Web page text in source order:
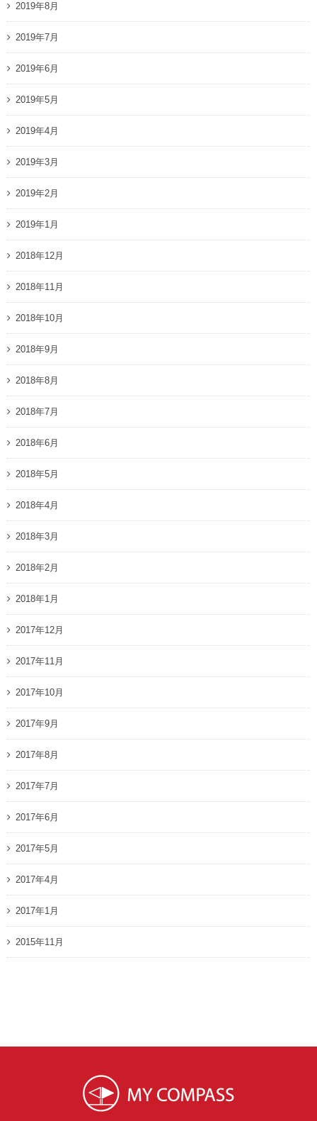
2019年8月
2019年7月
2019年6月
2019年5月
2019年4月
2019年3月
2019年2月
2019年1月
2018年12月
2018年11月
2018年10月
2018年9月
2018年8月
2018年7月
2018年6月
2018年5月
2018年4月
2018年3月
2018年2月
2018年1月
2017年12月
2017年11月
2017年10月
2017年9月
2017年8月
2017年7月
2017年6月
2017年5月
2017年4月
2017年1月
2015年11月